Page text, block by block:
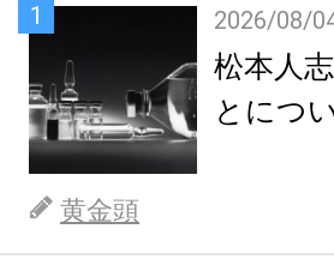
1 2026/08/
松本人
とにつ
黄金頭